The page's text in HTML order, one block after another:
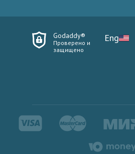
Godaddy®
Проверено и
защищено
Eng